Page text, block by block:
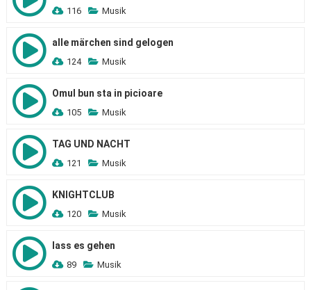
116 Musik
alle märchen sind gelogen
124 Musik
Omul bun sta in picioare
105 Musik
TAG UND NACHT
121 Musik
KNIGHTCLUB
120 Musik
lass es gehen
89 Musik